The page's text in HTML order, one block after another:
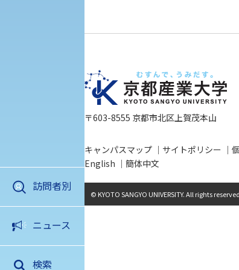
訪問者別
ニュース
検索
〒603-8555 京都市北区上賀茂本山
キャンパスマップ サイトポリシー
English
簡体中文
© KYOTO SANGYO UNIVERSITY. All rights